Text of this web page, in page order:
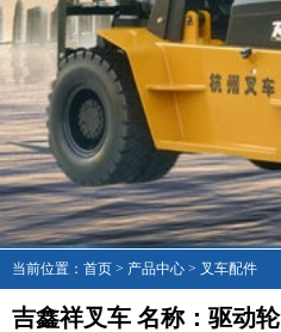
当前位置： 首页 > 产品中心 > 叉车配件
吉鑫祥叉车 名称：驱动轮